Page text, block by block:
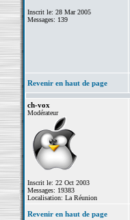
Inscrit le: 28 Mar 2005
Messages: 139
Revenir en haut de page
ch-vox
Modérateur
Inscrit le: 22 Oct 2003
Messages: 19383
Localisation: La Réunion
Revenir en haut de page